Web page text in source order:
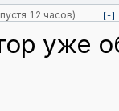
12 часов) [-]
уже